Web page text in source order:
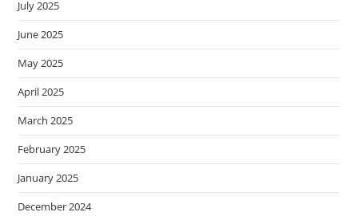
July 2025
June 2025
May 2025
April 2025
March 2025
February 2025
January 2025
December 2024